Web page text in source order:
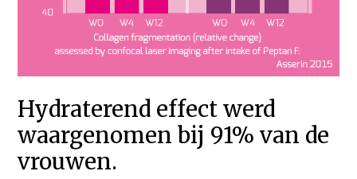
Hydraterend effect werd
waargenomen bij 91% van de
vrouwen.